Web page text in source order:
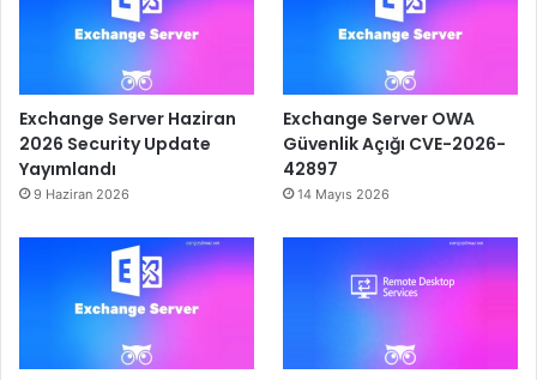
Exchange Server Haziran
2026 Security Update
Yayımlandı
9 Haziran 2026
Exchange Server OWA
Güvenlik Açığı CVE-2026-
42897
14 Mayıs 2026